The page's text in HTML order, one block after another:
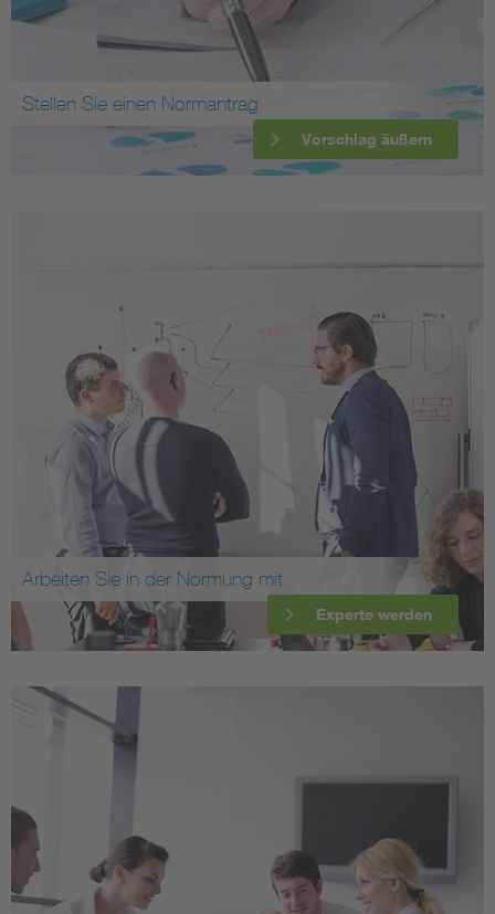
Stellen Sie einen Normantrag
Vorschlag äußern
Arbeiten Sie in der Normung mit
Experte werden